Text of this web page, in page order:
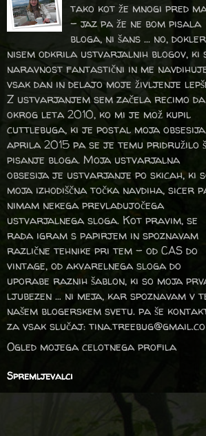
tako kot že mnogi pred
- jaz pa že ne bom pisala
bloga, ni šans ... no, dokler
nisem odkrila ustvarjalnih blogov, ki
naravnost fantastični in me
vsak dan in delajo moje življenje
Z ustvarjanjem sem začela recimo da
okrog leta 2010, ko mi je mož kupil
cuttlebuga, ki je postal moja
aprila 2015 pa se je temu pridružilo
pisanje bloga. Moja ustvarjalna
obsesija je ustvarjanje po skicah, ki
moja izhodiščna točka navdiha, sicer
nimam nekega prevladujočega
ustvarjalnega sloga. Kot pravim, se
rada igram s papirjem in spoznavam
različne tehnike pri tem – od CAS do
vintage, od akvarelnega sloga do
uporabe raznih šablon, ki so moja
ljubezen … ni meja, kar spoznavam v
našem blogerskem svetu. pa še
za vsak slučaj:
Ogled mojega celotnega profila
Spremljevalci